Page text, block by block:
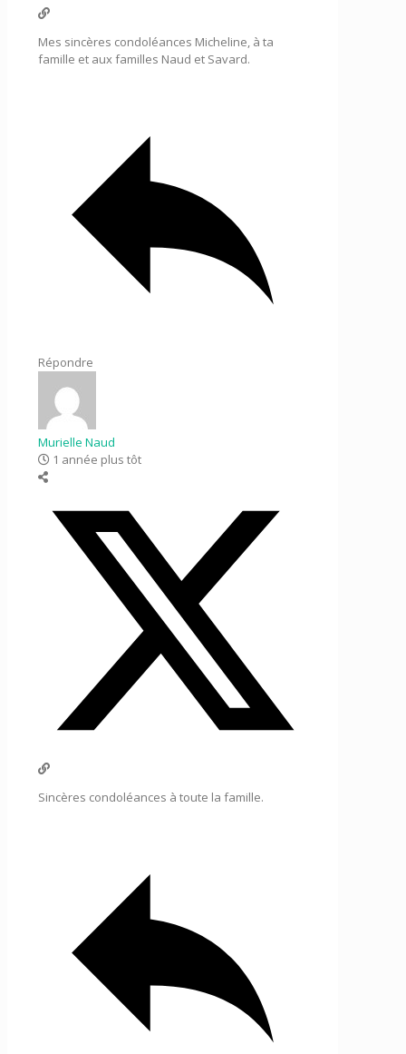
Mes sincères condoléances Micheline, à ta
famille et aux familles Naud et Savard.
Répondre
Murielle Naud
1 année plus tôt
Sincères condoléances à toute la famille.